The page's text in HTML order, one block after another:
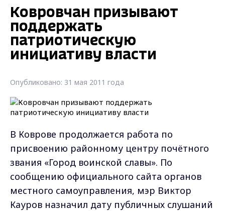
Ковровчан призывают
поддержать
патриотическую
инициативу власти
Опубликовано: 31 мая 2011 года
В Коврове продолжается работа по
присвоению районному центру почётного
звания «Город воинской славы». По
сообщению официального сайта органов
местного самоуправления, мэр Виктор
Кауров назначил дату публичных слушаний